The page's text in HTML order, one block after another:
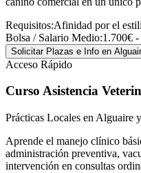
Requisitos:Afinidad por el
Bolsa / Salario Medio:1.700€
Solicitar Plazas e Info en
Acceso Rápido
Curso Asistencia
Prácticas Locales en Alguaire
Aprende el manejo clínico
administración preventiva,
intervención en consultas